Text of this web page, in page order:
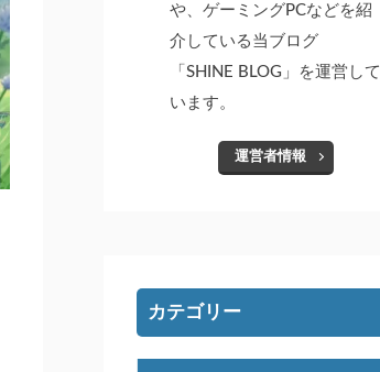
や、ゲーミングPCなどを紹
介している当ブログ
「SHINE BLOG」を運営して
います。
運営者情報
カテゴリー